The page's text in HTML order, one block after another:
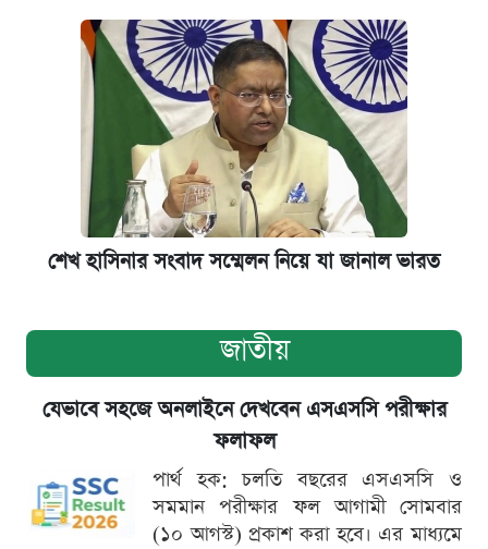
শেখ হাসিনার সংবাদ সম্মেলন নিয়ে যা জানাল ভারত
জাতীয়
যেভাবে সহজে অনলাইনে দেখবেন এসএসসি পরীক্ষার
ফলাফল
পার্থ হক: চলতি বছরের এসএসসি ও
সমমান পরীক্ষার ফল আগামী সোমবার
(১০ আগস্ট) প্রকাশ করা হবে। এর মাধ্যমে